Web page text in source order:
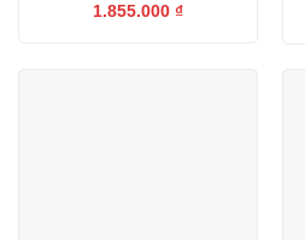
1.855.000 ₫